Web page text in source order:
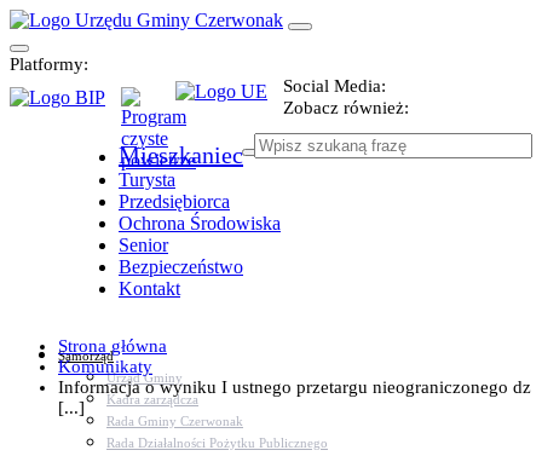
Platformy:
Social Media:
Zobacz również:
Mieszkaniec
Turysta
Przedsiębiorca
Ochrona Środowiska
Senior
Bezpieczeństwo
Kontakt
Samorząd
Urząd Gminy
Kadra zarządcza
Rada Gminy Czerwonak
Rada Działalności Pożytku Publicznego
Strona główna
Komunikaty
Informacja o wyniku I ustnego przetargu nieograniczonego dz
[...]